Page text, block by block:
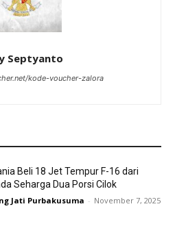
Septyanto
kode-voucher-zalora
Beli 18 Jet Tempur F-16 dari
Seharga Dua Porsi Cilok
Jati Purbakusuma - November 7, 2025